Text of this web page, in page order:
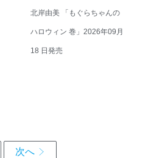
北岸由美 「もぐらちゃんの
ハロウィン 巻」2026年09月
18 日発売